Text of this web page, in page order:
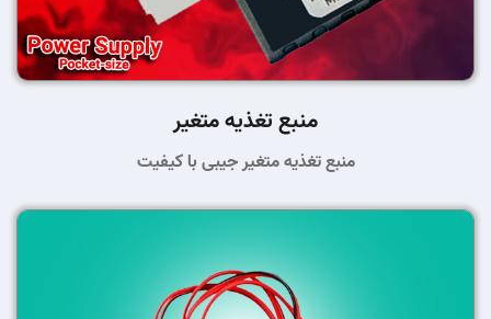
منبع تغذیه متغیر
منبع تغذیه متغیر جیبی با کیفیت